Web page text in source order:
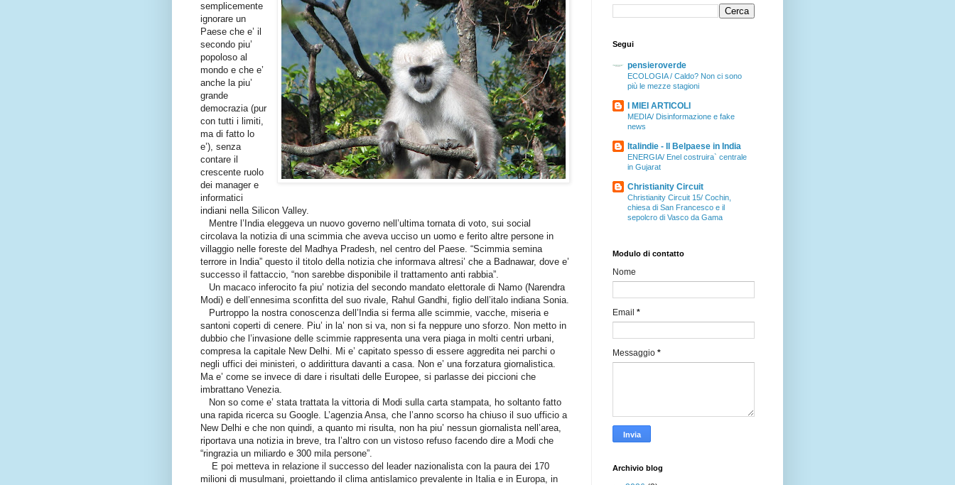
semplicemente
ignorare un
Paese che e’ il
secondo piu’
popoloso al
mondo e che e’
anche la piu’
grande
democrazia (pur
con tutti i limiti,
ma di fatto lo
e’), senza
contare il
crescente ruolo
dei manager e
informatici
indiani nella Silicon Valley.
Mentre l’India eleggeva un nuovo governo nell’ultima tornata di voto, sui social
circolava la notizia di una scimmia che aveva ucciso un uomo e ferito altre persone in
villaggio nelle foreste del Madhya Pradesh, nel centro del Paese. “Scimmia semina
terrore in India” questo il titolo della notizia che informava altresi’ che a Badnawar, dove e’
successo il fattaccio, “non sarebbe disponibile il trattamento anti rabbia”.
Un macaco inferocito fa piu’ notizia del secondo mandato elettorale di Namo (Narendra
Modi) e dell’ennesima sconfitta del suo rivale, Rahul Gandhi, figlio dell’italo indiana Sonia.
Purtroppo la nostra conoscenza dell’India si ferma alle scimmie, vacche, miseria e
santoni coperti di cenere. Piu’ in la’ non si va, non si fa neppure uno sforzo. Non metto in
dubbio che l’invasione delle scimmie rappresenta una vera piaga in molti centri urbani,
compresa la capitale New Delhi. Mi e’ capitato spesso di essere aggredita nei parchi o
negli uffici dei ministeri, o addirittura davanti a casa. Non e’ una forzatura giornalistica.
Ma e’ come se invece di dare i risultati delle Europee, si parlasse dei piccioni che
imbrattano Venezia.
Non so come e’ stata trattata la vittoria di Modi sulla carta stampata, ho soltanto fatto
una rapida ricerca su Google. L’agenzia Ansa, che l’anno scorso ha chiuso il suo ufficio a
New Delhi e che non quindi, a quanto mi risulta, non ha piu’ nessun giornalista nell’area,
riportava una notizia in breve, tra l’altro con un vistoso refuso facendo dire a Modi che
“ringrazia un miliardo e 300 mila persone”.
E poi metteva in relazione il successo del leader nazionalista con la paura dei 170
milioni di musulmani, proiettando il clima antislamico prevalente in Italia e in Europa, in
Segui
pensieroverde
ECOLOGIA / Caldo? Non ci sono
più le mezze stagioni
I MIEI ARTICOLI
MEDIA/ Disinformazione e fake
news
ItaIindie - Il Belpaese in India
ENERGIA/ Enel costruira` centrale
in Gujarat
Christianity Circuit
Christianity Circuit 15/ Cochin,
chiesa di San Francesco e il
sepolcro di Vasco da Gama
Modulo di contatto
Nome
Email *
Messaggio *
Archivio blog